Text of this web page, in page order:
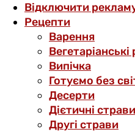
Відключити
Рецепти
Варення
Випічка
Готуємо без
Десерти
Дієтичні страви
Другі страви